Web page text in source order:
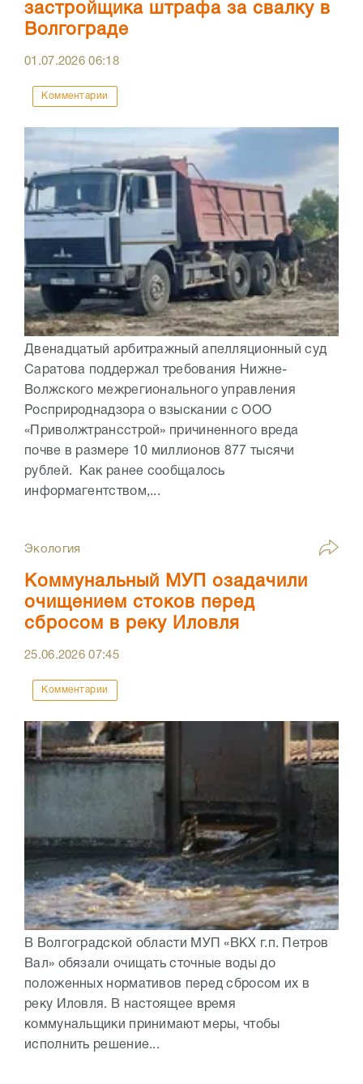
застройщика штрафа за свалку в
Волгограде
01.07.202606:18
Комментарии
Двенадцатый арбитражный апелляционный суд
Саратова поддержал требования Нижне-
Волжского межрегионального управления
Росприроднадзора о взыскании с ООО
«Приволжтрансстрой» причиненного вреда
почве в размере 10 миллионов 877 тысячи
рублей. Как ранее сообщалось
информагентством,...
Экология
Коммунальный МУП озадачили
очищением стоков перед
сбросом в реку Иловля
25.06.202607:45
Комментарии
В Волгоградской области МУП «ВКХ г.п. Петров
Вал» обязали очищать сточные воды до
положенных нормативов перед сбросом их в
реку Иловля. В настоящее время
коммунальщики принимают меры, чтобы
исполнить решение...